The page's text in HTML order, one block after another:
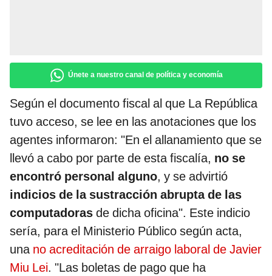
Únete a nuestro canal de política y economía
Según el documento fiscal al que La República
tuvo acceso, se lee en las anotaciones que los
agentes informaron: "En el allanamiento que se
llevó a cabo por parte de esta fiscalía, no se
encontró personal alguno, y se advirtió
indicios de la sustracción abrupta de las
computadoras de dicha oficina". Este indicio
sería, para el Ministerio Público según acta,
una no acreditación de arraigo laboral de Javier
Miu Lei. "Las boletas de pago que ha